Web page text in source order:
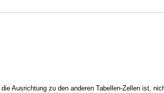
Ausrichtung zu den anderen Tabellen-Zellen ist,